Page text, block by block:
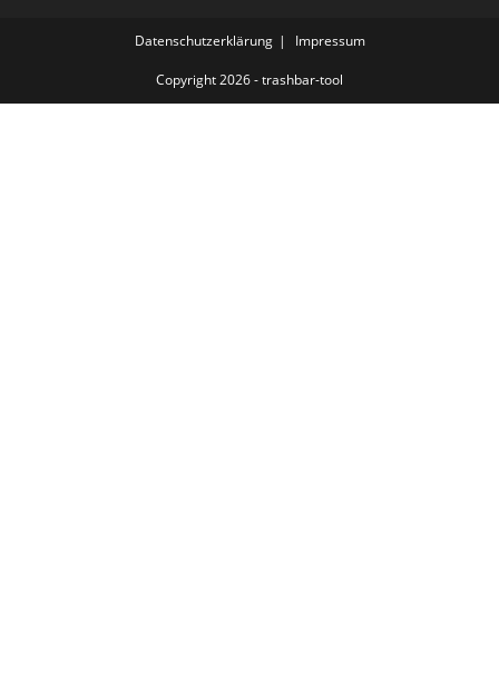
Datenschutzerklärung Impressum
Copyright 2026 - trashbar-tool